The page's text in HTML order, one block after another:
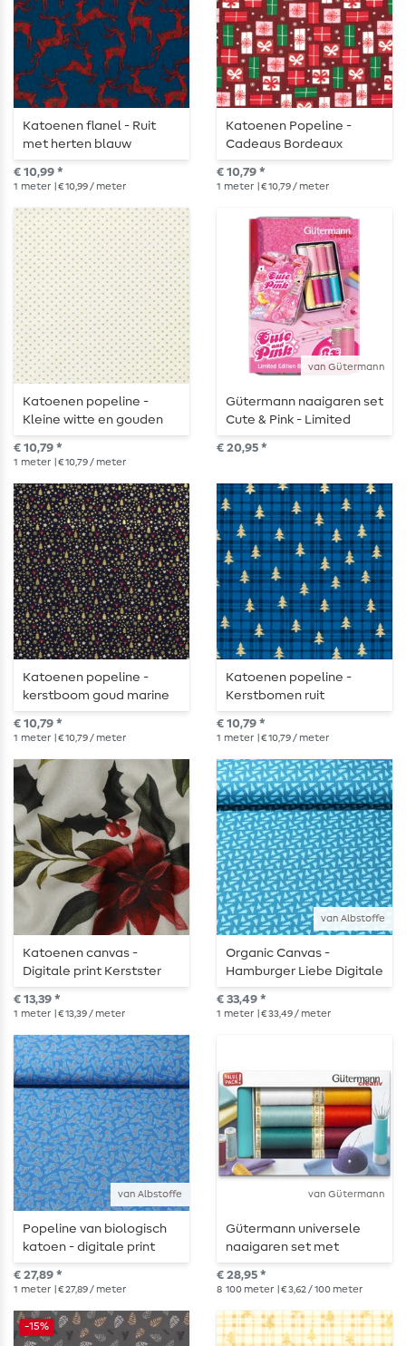
Katoenen flanel - Ruit
met herten blauw
€ 10,99 *
1 meter | € 10,99 / meter
Katoenen Popeline -
Cadeaus Bordeaux
€ 10,79 *
1 meter | € 10,79 / meter
Katoenen popeline -
Kleine witte en gouden
sterren
€ 10,79 *
1 meter | € 10,79 / meter
van Gütermann
Gütermann naaigaren set
Cute & Pink - Limited
Edition Box
€ 20,95 *
Katoenen popeline -
kerstboom goud marine
€ 10,79 *
1 meter | € 10,79 / meter
Katoenen popeline -
Kerstbomen ruit
koningsblauw goud
€ 10,79 *
1 meter | € 10,79 / meter
Katoenen canvas -
Digitale print Kerstster
Wit multicolor
€ 13,39 *
1 meter | € 13,39 / meter
van Albstoffe
Organic Canvas -
Hamburger Liebe Digitale
Print Kerstbomen Petrol
€ 33,49 *
1 meter | € 33,49 / meter
van Albstoffe
Popeline van biologisch
katoen - digitale print
Christmas Twigs Blauw
€ 27,89 *
1 meter | € 27,89 / meter
van Gütermann
Gütermann universele
naaigaren set met
GRATIS Twister
€ 28,95 *
8 100 meter | € 3,62 / 100 meter
-15%